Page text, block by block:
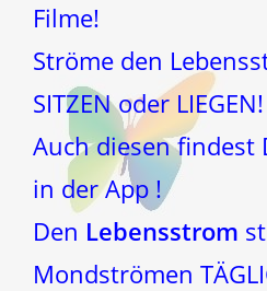
Filme!
Ströme den
SITZEN oder LIEGEN!
Auch diesen findest
in der App !
Den Lebensstrom
Mondströmen